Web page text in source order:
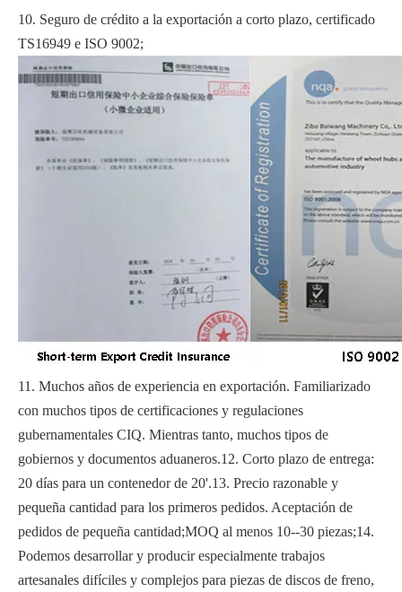
10. Seguro de crédito a la exportación a corto plazo, certificado
TS16949 e ISO 9002;
11. Muchos años de experiencia en exportación. Familiarizado
con muchos tipos de certificaciones y regulaciones
gubernamentales CIQ. Mientras tanto, muchos tipos de
gobiernos y documentos aduaneros.12. Corto plazo de entrega:
20 días para un contenedor de 20'.13. Precio razonable y
pequeña cantidad para los primeros pedidos. Aceptación de
pedidos de pequeña cantidad;MOQ al menos 10--30 piezas;14.
Podemos desarrollar y producir especialmente trabajos
artesanales difíciles y complejos para piezas de discos de freno,